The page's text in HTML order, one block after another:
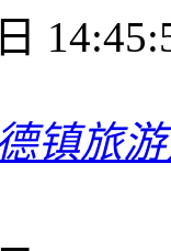
镇旅